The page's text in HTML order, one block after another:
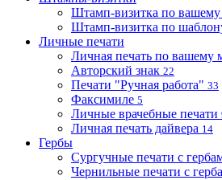
Штамп-визитка по вашему
Штамп-визитка по
Личные печати
Личная печать по вашему
Авторский знак 22
Печати "Ручная работа" 33
Факсимиле 5
Личные врачебные печати
Личная печать дайвера 14
Гербы
Сургучные печати с
Чернильные печати с